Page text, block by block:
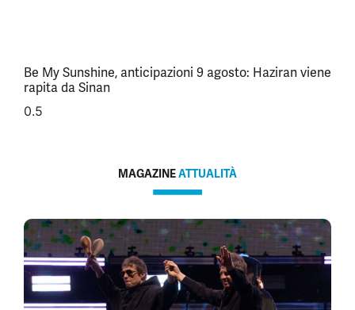
Be My Sunshine, anticipazioni 9 agosto: Haziran viene
rapita da Sinan
MAGAZINEATTUALITÀ